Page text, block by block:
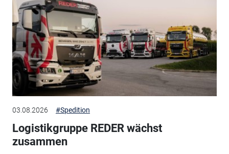
03.08.2026 #Spedition
Logistikgruppe REDER wächst
zusammen